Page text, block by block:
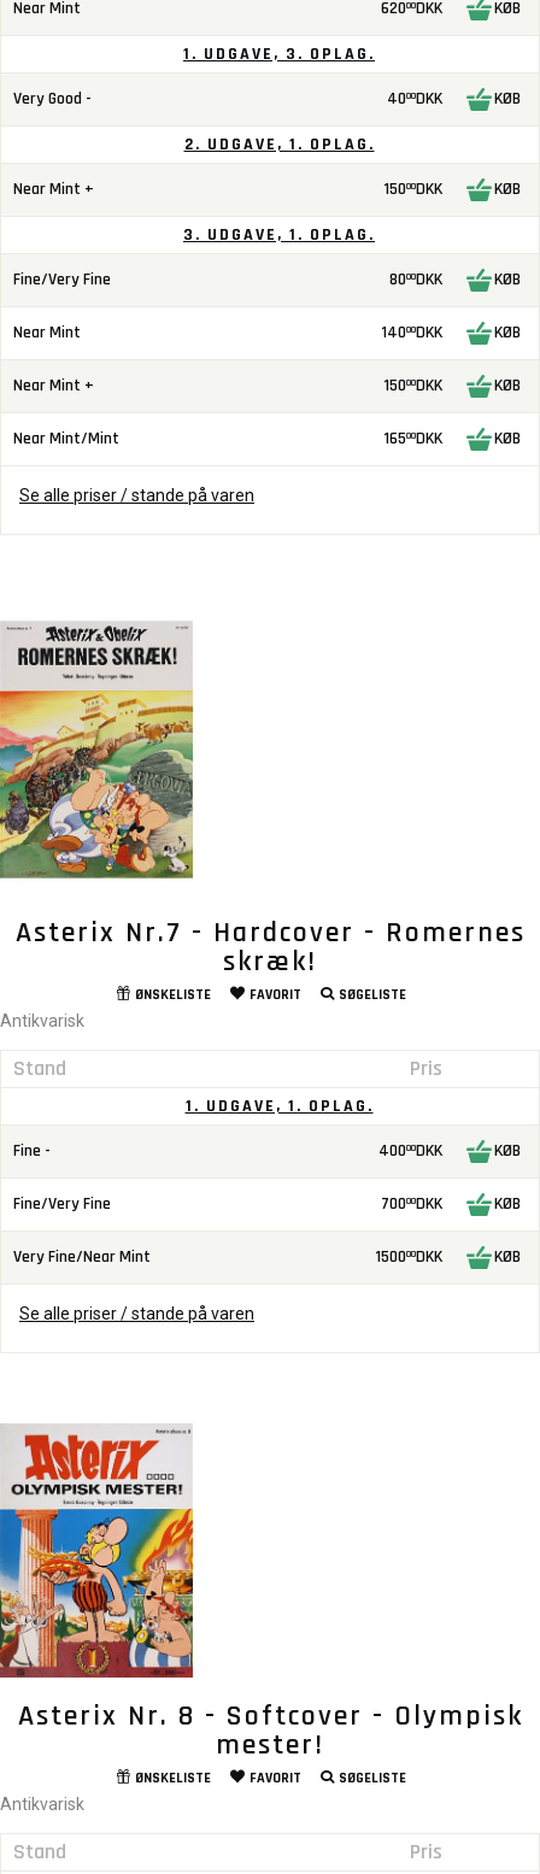
Near Mint 62000DKK KØB
1. UDGAVE, 3. OPLAG.
Very Good - 4000DKK KØB
2. UDGAVE, 1. OPLAG.
Near Mint + 15000DKK KØB
3. UDGAVE, 1. OPLAG.
Fine/Very Fine 8000DKK KØB
Near Mint 14000DKK KØB
Near Mint + 15000DKK KØB
Near Mint/Mint 16500DKK KØB
Se alle priser / stande på varen
Asterix Nr.7 - Hardcover - Romernes
skræk!
ØNSKELISTE FAVORIT SØGELISTE
Antikvarisk
Stand Pris
1. UDGAVE, 1. OPLAG.
Fine - 40000DKK KØB
Fine/Very Fine 70000DKK KØB
Very Fine/Near Mint 150000DKK KØB
Se alle priser / stande på varen
Asterix Nr. 8 - Softcover - Olympisk
mester!
ØNSKELISTE FAVORIT SØGELISTE
Antikvarisk
Stand Pris